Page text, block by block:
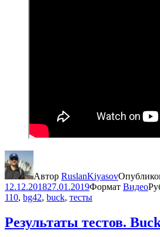
Автор RuslanKiyasov
12.12.201827.01.2019Формат Видео
110, bg42, buck, тесты
Результаты тестов.